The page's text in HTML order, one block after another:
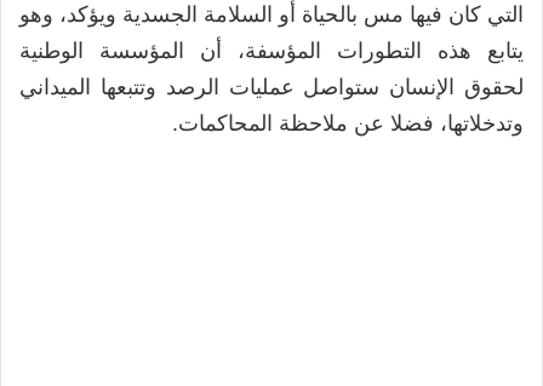
التي كان فيها مس بالحياة أو السلامة الجسدية ويؤكد، وهو
يتابع هذه التطورات المؤسفة، أن المؤسسة الوطنية
لحقوق الإنسان ستواصل عمليات الرصد وتتبعها الميداني
وتدخلاتها، فضلا عن ملاحظة المحاكمات.